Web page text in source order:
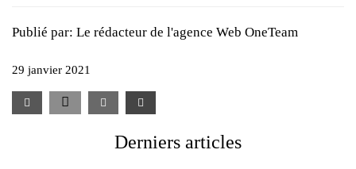
Publié par: Le rédacteur de l'agence Web OneTeam
29 janvier 2021
Derniers articles